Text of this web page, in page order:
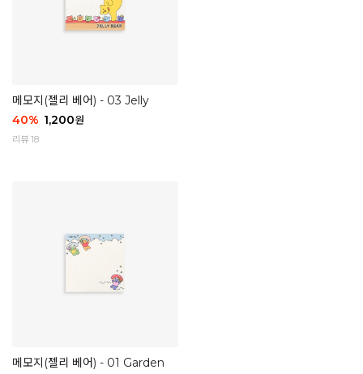
메모지(젤리 베어) - 03 Jelly
40% 1,200원
리뷰 18
메모지(젤리 베어) - 01 Garden